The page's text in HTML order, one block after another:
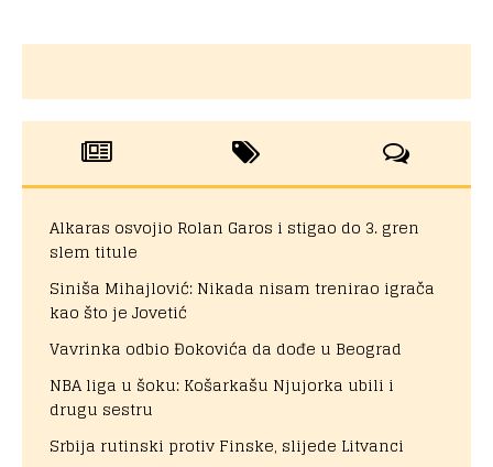
Alkaras osvojio Rolan Garos i stigao do 3. gren
slem titule
Siniša Mihajlović: Nikada nisam trenirao igrača
kao što je Jovetić
Vavrinka odbio Đokovića da dođe u Beograd
NBA liga u šoku: Košarkašu Njujorka ubili i
drugu sestru
Srbija rutinski protiv Finske, slijede Litvanci